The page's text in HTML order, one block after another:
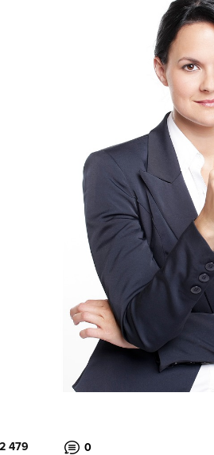
2 479 0